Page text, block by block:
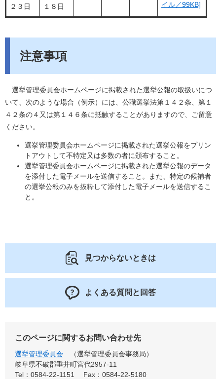
２３日
１８日
イル／99KB]
注意事項
選挙管理委員会ホームページに掲載された選挙公報の取扱いにつ
いて、次のような場合（例示）には、公職選挙法第１４２条、第１
４２条の４又は第１４６条に抵触することがありますので、ご留意
ください。
選挙管理委員会ホームページに掲載された選挙公報をプリン
トアウトして不特定又は多数の者に頒布すること。
選挙管理委員会ホームページに掲載された選挙公報のデータ
を添付した電子メールを送信すること。また、特定の候補者
の選挙公報のみを抜粋して添付した電子メールを送信するこ
と。
見つからないときは
よくある質問と回答
このページに関するお問い合わせ先
選挙管理委員会
選挙管理委員会事務局
岐阜県不破郡垂井町宮代2957-11
Tel：0584-22-1151
Fax：0584-22-5180